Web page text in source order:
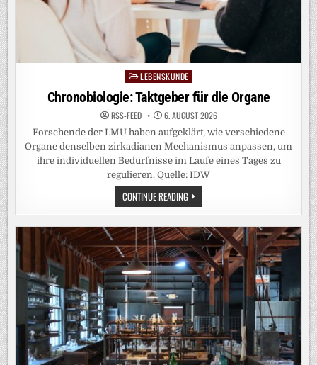
PostedLEBENSKUNDE
Chronobiologie: Taktgeber für die Organe
RSS-FEED 6. AUGUST 2026
Forschende der LMU haben aufgeklärt, wie verschiedene
Organe denselben zirkadianen Mechanismus anpassen, um
ihre individuellen Bedürfnisse im Laufe eines Tages zu
regulieren. Quelle: IDW
CONTINUE READINGCHRONOBIOLOGIE:
TAKTGEBER
FÜR
DIE
ORGANE